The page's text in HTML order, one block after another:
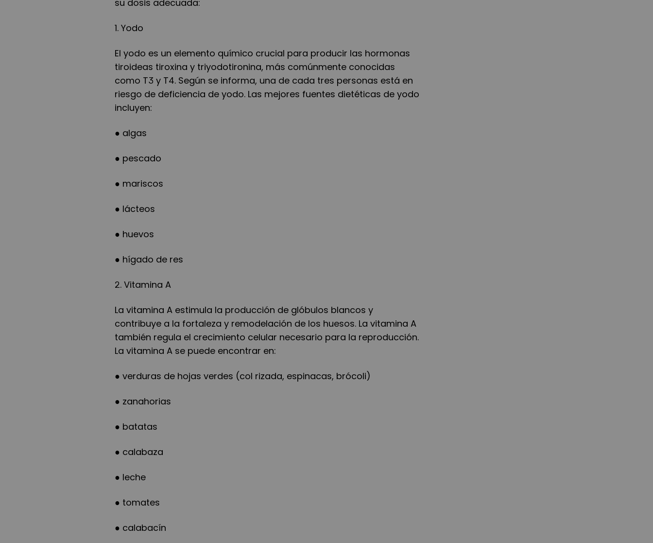
su dosis adecuada:
1. Yodo
El yodo es un elemento químico crucial para producir las hormonas
tiroideas tiroxina y triyodotironina, más comúnmente conocidas
como T3 y T4. Según se informa, una de cada tres personas está en
riesgo de deficiencia de yodo. Las mejores fuentes dietéticas de yodo
incluyen:
● algas
● pescado
● mariscos
● lácteos
● huevos
● hígado de res
2. Vitamina A
La vitamina A estimula la producción de glóbulos blancos y
contribuye a la fortaleza y remodelación de los huesos. La vitamina A
también regula el crecimiento celular necesario para la reproducción.
La vitamina A se puede encontrar en:
● verduras de hojas verdes (col rizada, espinacas, brócoli)
● zanahorias
● batatas
● calabaza
● leche
● tomates
● calabacín